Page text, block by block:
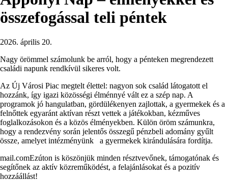
összefogással teli péntek
2026. április 20.
Nagy örömmel számolunk be arról, hogy a pénteken megrendezett
családi napunk rendkívül sikeres volt.
Az Új Városi Piac megtelt élettel: nagyon sok család látogatott el
hozzánk, így igazi közösségi élménnyé vált ez a szép nap. A
programok jó hangulatban, gördülékenyen zajlottak, a gyermekek és a
felnőttek egyaránt aktívan részt vettek a játékokban, kézműves
foglalkozásokon és a közös élményekben. Külön öröm számunkra,
hogy a rendezvény során jelentős összegű pénzbeli adomány gyűlt
össze, amelyet intézményünk a gyermekek kirándulására fordítja.
mail.comEzúton is köszönjük minden résztvevőnek, támogatónak és
segítőnek az aktív közreműködést, a felajánlásokat és a pozitív
hozzáállást!